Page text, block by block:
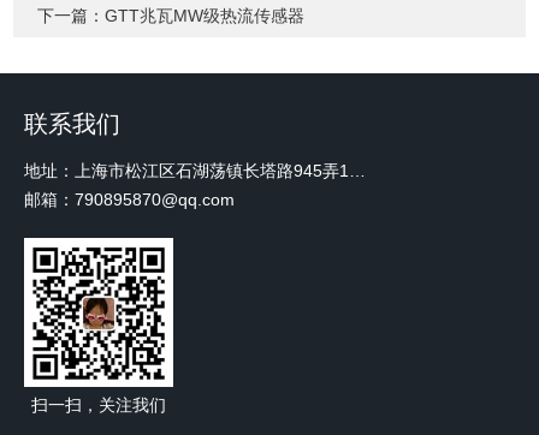
下一篇：GTT兆瓦MW级热流传感器
联系我们
邮箱：790895870@qq.com
扫一扫，关注我们